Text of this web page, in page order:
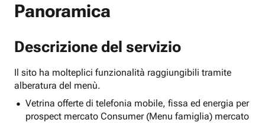
Panoramica
Descrizione del servizio
Il sito ha molteplici funzionalità raggiungibili tramite
alberatura del menù.
Vetrina offerte di telefonia mobile, fissa ed energia per
prospect mercato Consumer (Menu famiglia) mercato